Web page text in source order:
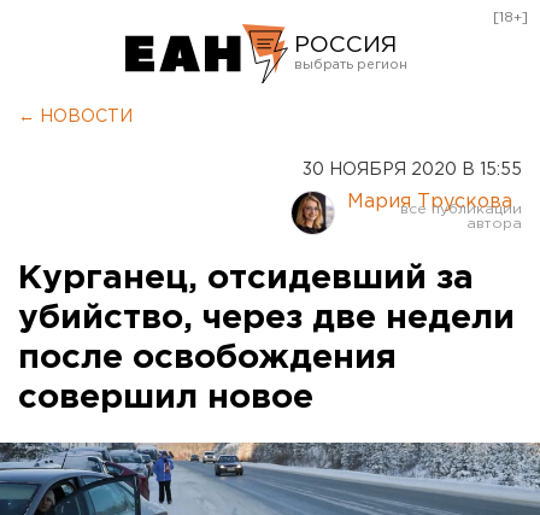
РОССИЯ
Курган
Оренбург
[18+]
← НОВОСТИ
30 НОЯБРЯ 2020 В 15:55
Мария Трускова
Курганец, отсидевший за
убийство, через две недели
после освобождения
совершил новое